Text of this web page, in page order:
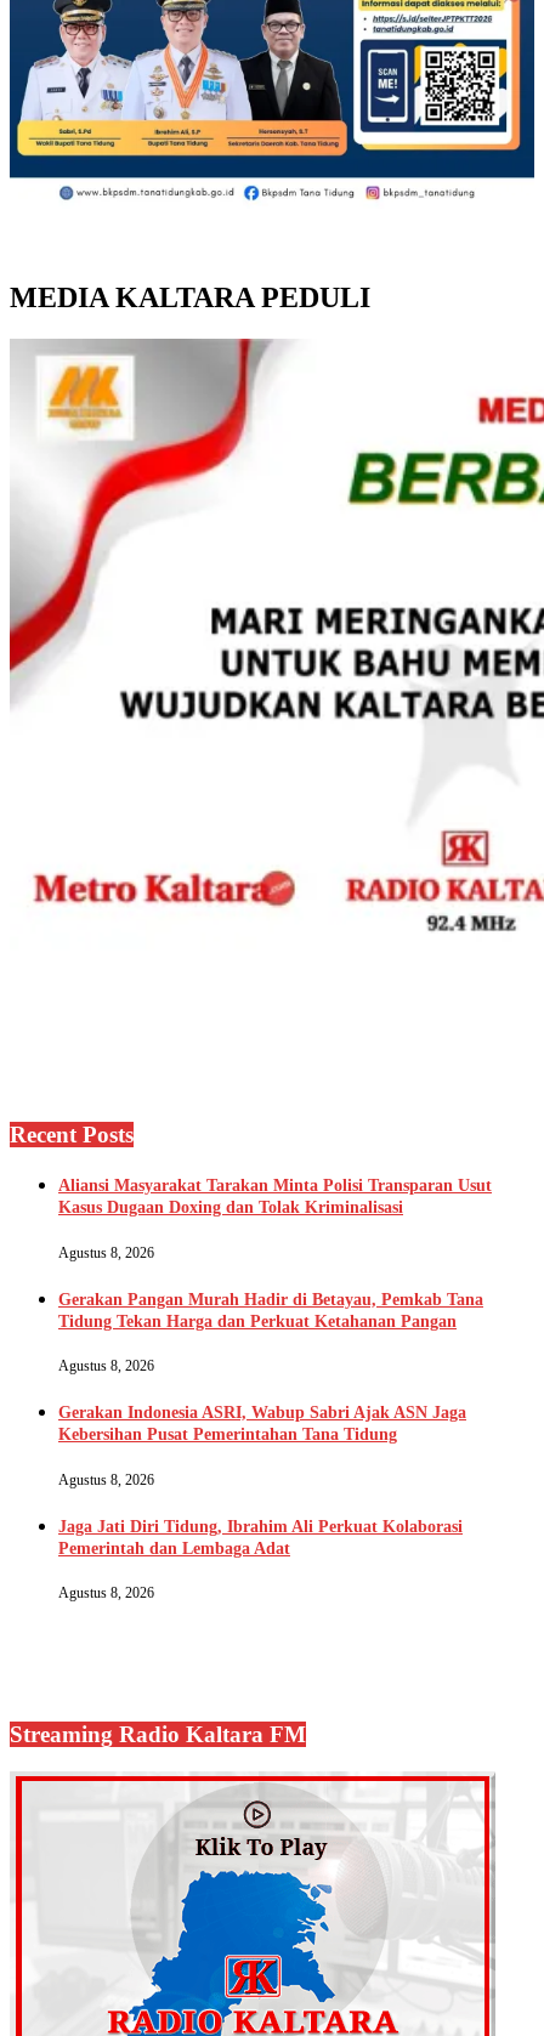
MEDIA KALTARA PEDULI
Recent Posts
Aliansi Masyarakat Tarakan Minta Polisi Transparan Usut
Kasus Dugaan Doxing dan Tolak Kriminalisasi
Agustus 8, 2026
Gerakan Pangan Murah Hadir di Betayau, Pemkab Tana
Tidung Tekan Harga dan Perkuat Ketahanan Pangan
Agustus 8, 2026
Gerakan Indonesia ASRI, Wabup Sabri Ajak ASN Jaga
Kebersihan Pusat Pemerintahan Tana Tidung
Agustus 8, 2026
Jaga Jati Diri Tidung, Ibrahim Ali Perkuat Kolaborasi
Pemerintah dan Lembaga Adat
Agustus 8, 2026
Streaming Radio Kaltara FM